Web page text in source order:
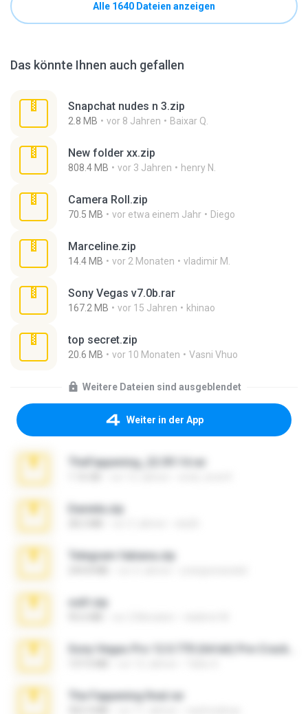
Alle 1640 Dateien anzeigen
Das könnte Ihnen auch gefallen
Snapchat nudes n 3.zip
2.8 MB vor 8 Jahren Baixar Q.
New folder xx.zip
808.4 MB vor 3 Jahren henry N.
Camera Roll.zip
70.5 MB vor etwa einem Jahr Diego
Marceline.zip
14.4 MB vor 2 Monaten vladimir M.
Sony Vegas v7.0b.rar
167.2 MB vor 15 Jahren khinao
top secret.zip
20.6 MB vor 10 Monaten Vasni Vhuo
Weitere Dateien sind ausgeblendet
Weiter in der App
TheFappening_22.09.14.rar
Daniela.zip
Telegram fabiana.zip
ouh!.zip
The Fappening final.rar